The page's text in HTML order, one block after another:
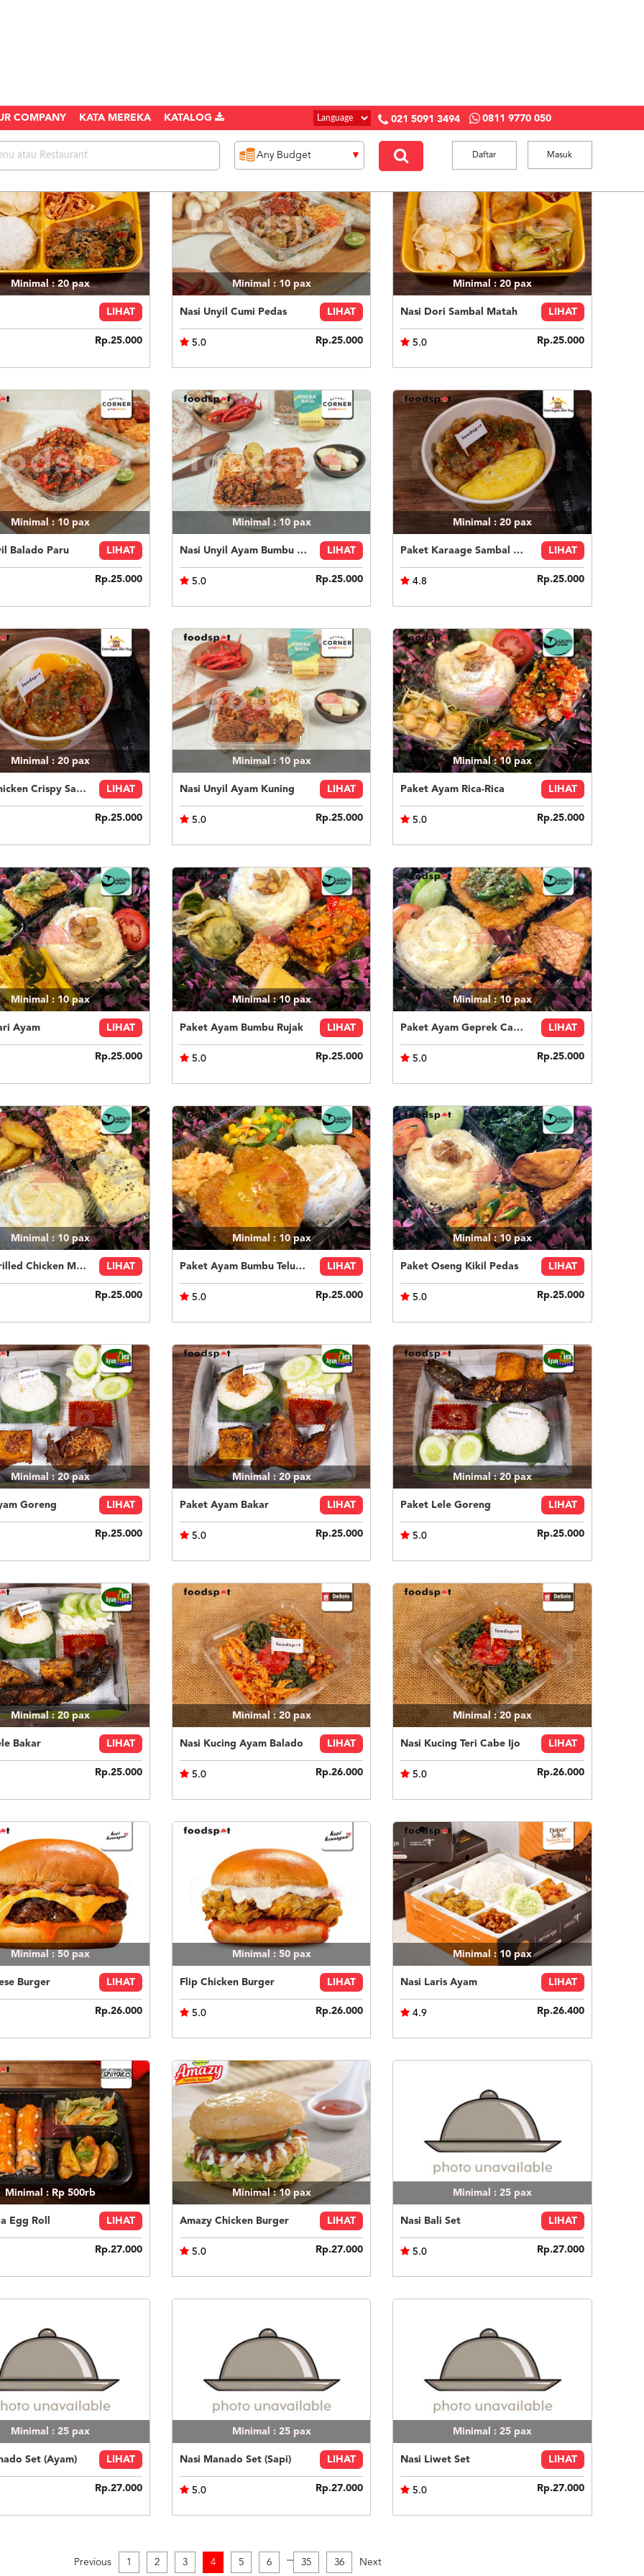
COMPANY KATA MEREKA KATALOG 021 5091 3494 0811 9770 050
Masuk
Daftar
Minimal : 20pax
LIHAT
Rp.25.000
Minimal : 10 pax
Nasi Unyil Cumi Pedas LIHAT
5.0 Rp.25.000
Minimal : 20pax
Nasi Dori Sambal Matah LIHAT
5.0 Rp.25.000
Minimal : 10 pax
Balado Paru LIHAT
Rp.25.000
Minimal : 10 pax
Nasi Unyil Ayam Bumbu Pedas LIHAT
5.0 Rp.25.000
Minimal : 20 pax
Paket Karaage Sambal Korek LIHAT
4.8 Rp.25.000
Minimal : 20 pax
Paket Chicken Crispy Sambal Geprek LIHAT
Rp.25.000
Minimal : 10 pax
Nasi Unyil Ayam Kuning LIHAT
5.0 Rp.25.000
Minimal : 10pax
Paket Ayam Rica-Rica LIHAT
5.0 Rp.25.000
Minimal : 10 pax
Ayam LIHAT
Rp.25.000
Minimal : 10pax
Paket Ayam Bumbu Rujak LIHAT
5.0 Rp.25.000
Minimal : 10pax
Paket Ayam Geprek Cabe Ijo LIHAT
5.0 Rp.25.000
Minimal : 10 pax
Paket Grilled Chicken Mushroom Sauce LIHAT
Rp.25.000
Minimal : 10pax
Paket Ayam Bumbu Telur Asin LIHAT
5.0 Rp.25.000
Minimal : 10pax
Paket Oseng Kikil Pedas LIHAT
5.0 Rp.25.000
Minimal : 20pax
Goreng LIHAT
Rp.25.000
Minimal : 20pax
Paket Ayam Bakar LIHAT
5.0 Rp.25.000
Minimal : 20pax
Paket Lele Goreng LIHAT
5.0 Rp.25.000
Minimal : 20 pax
Bakar LIHAT
Rp.25.000
Minimal : 20pax
Nasi Kucing Ayam Balado LIHAT
5.0 Rp.26.000
Minimal : 20pax
Nasi Kucing Teri Cabe Ijo LIHAT
5.0 Rp.26.000
Minimal : 50 pax
Burger LIHAT
Rp.26.000
Minimal : 50 pax
Flip Chicken Burger LIHAT
5.0 Rp.26.000
Minimal : 10 pax
Nasi Laris Ayam LIHAT
4.9 Rp.26.400
Minimal : Rp 500rb
Egg Roll LIHAT
Rp.27.000
Minimal : 10 pax
Amazy Chicken Burger LIHAT
5.0 Rp.27.000
Minimal : 25 pax
Nasi Bali Set LIHAT
5.0 Rp.27.000
Minimal : 25 pax
Set (Ayam) LIHAT
Rp.27.000
Minimal : 25 pax
Nasi Manado Set (Sapi) LIHAT
5.0 Rp.27.000
Minimal : 25 pax
Nasi Liwet Set LIHAT
5.0 Rp.27.000
Previous 1 2 3 4 5 6 ... 35 36 Next